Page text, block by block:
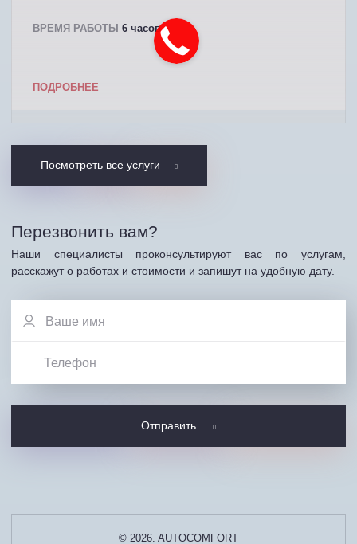
ВРЕМЯ РАБОТЫ 6 часов
ПОДРОБНЕЕ
Посмотреть все услуги
Перезвонить вам?
Наши специалисты проконсультируют вас по услугам,
расскажут о работах и стоимости и запишут на удобную дату.
Отправить
© 2026. AUTOCOMFORT